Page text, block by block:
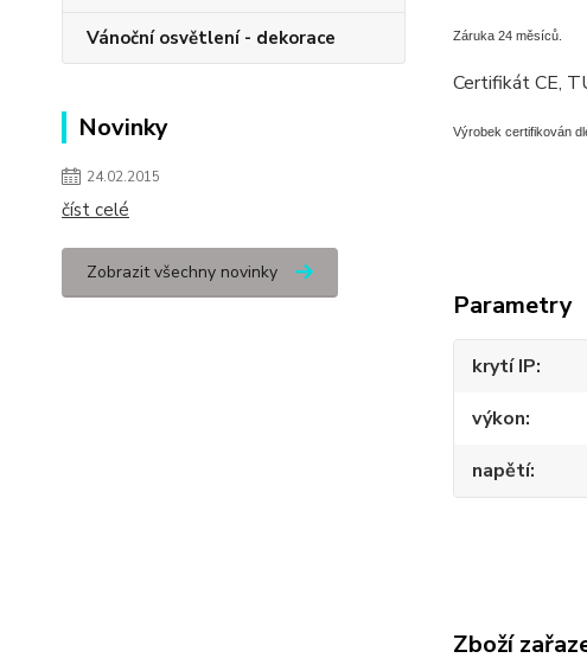
Vánoční osvětlení - dekorace
Novinky
24.02.2015
číst celé
Zobrazit všechny novinky
Záruka 24 měsíců.
Certifikát CE,
Výrobek certifikován
Parametry
krytí IP
výkon
napětí
Zboží